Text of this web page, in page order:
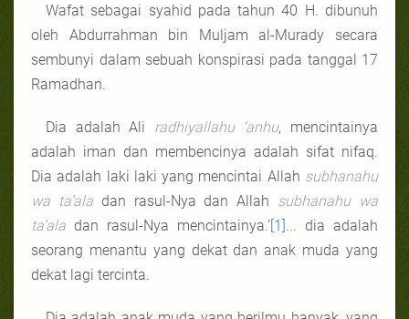
Wafat sebagai syahid pada tahun 40 H. dibunuh
oleh Abdurrahman bin Muljam al-Murady secara
sembunyi dalam sebuah konspirasi pada tanggal 17
Ramadhan.
Dia adalah Ali radhiyallahu ‘anhu, mencintainya
adalah iman dan membencinya adalah sifat nifaq.
Dia adalah laki laki yang mencintai Allah subhanahu
wa ta’aladan rasul-Nya dan Allah subhanahu wa
ta’ala dan rasul-Nya mencintainya.’[1]... dia adalah
seorang menantu yang dekat dan anak muda yang
dekat lagi tercinta.